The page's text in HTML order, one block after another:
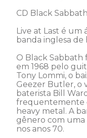
CD Black
Live at Last é um
banda inglesa
O Black Sabbath
em 1968 pelo
Tony Lommi, o
Geezer Butler, o
baterista Bill
frequentemente
heavy metal. A
gênero com uma
nos anos 70.